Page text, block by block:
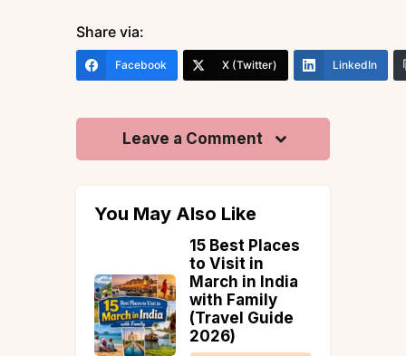
Share via:
Facebook X (Twitter) LinkedIn
Leave a Comment
You May Also Like
15 Best Places
to Visit in
March in India
with Family
(Travel Guide
2026)